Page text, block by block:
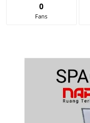
0
Fans